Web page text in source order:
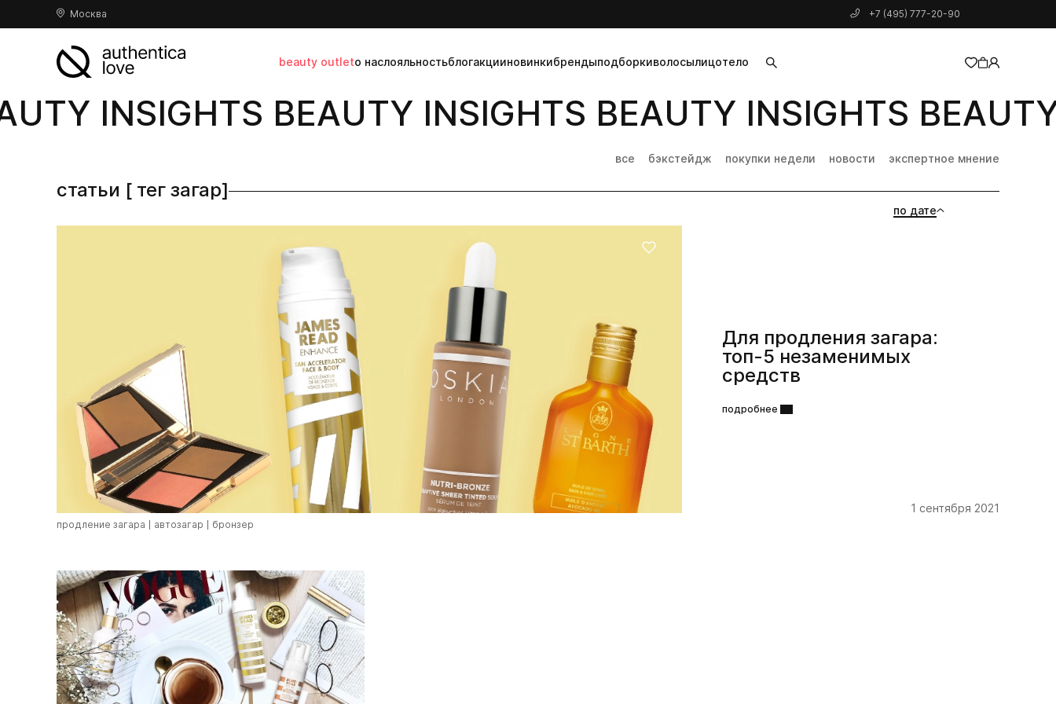
Москва +7 (495) 777-20-90
beauty outletо наслояльностьблогакцииновинкибрендыподборкиволосылицотело
добавлен в корзину
INSIGHTS BEAUTY INSIGHTS BEAUTY INSIGHTS
все бэкстейдж покупки недели новости экспертное мнение
статьи [ тег загар]
по дате
Для продления загара:
топ-5 незаменимых
средств
подробнее
1 сентября 2021
продление загара автозагар бронзер